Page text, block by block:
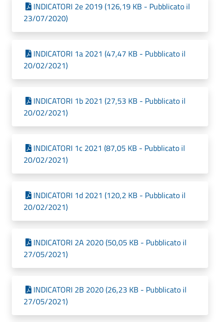
INDICATORI 2e 2019 (126,19 KB - Pubblicato il
23/07/2020)
INDICATORI 1a 2021 (47,47 KB - Pubblicato il
20/02/2021)
INDICATORI 1b 2021 (27,53 KB - Pubblicato il
20/02/2021)
INDICATORI 1c 2021 (87,05 KB - Pubblicato il
20/02/2021)
INDICATORI 1d 2021 (120,2 KB - Pubblicato il
20/02/2021)
INDICATORI 2A 2020 (50,05 KB - Pubblicato il
27/05/2021)
INDICATORI 2B 2020 (26,23 KB - Pubblicato il
27/05/2021)